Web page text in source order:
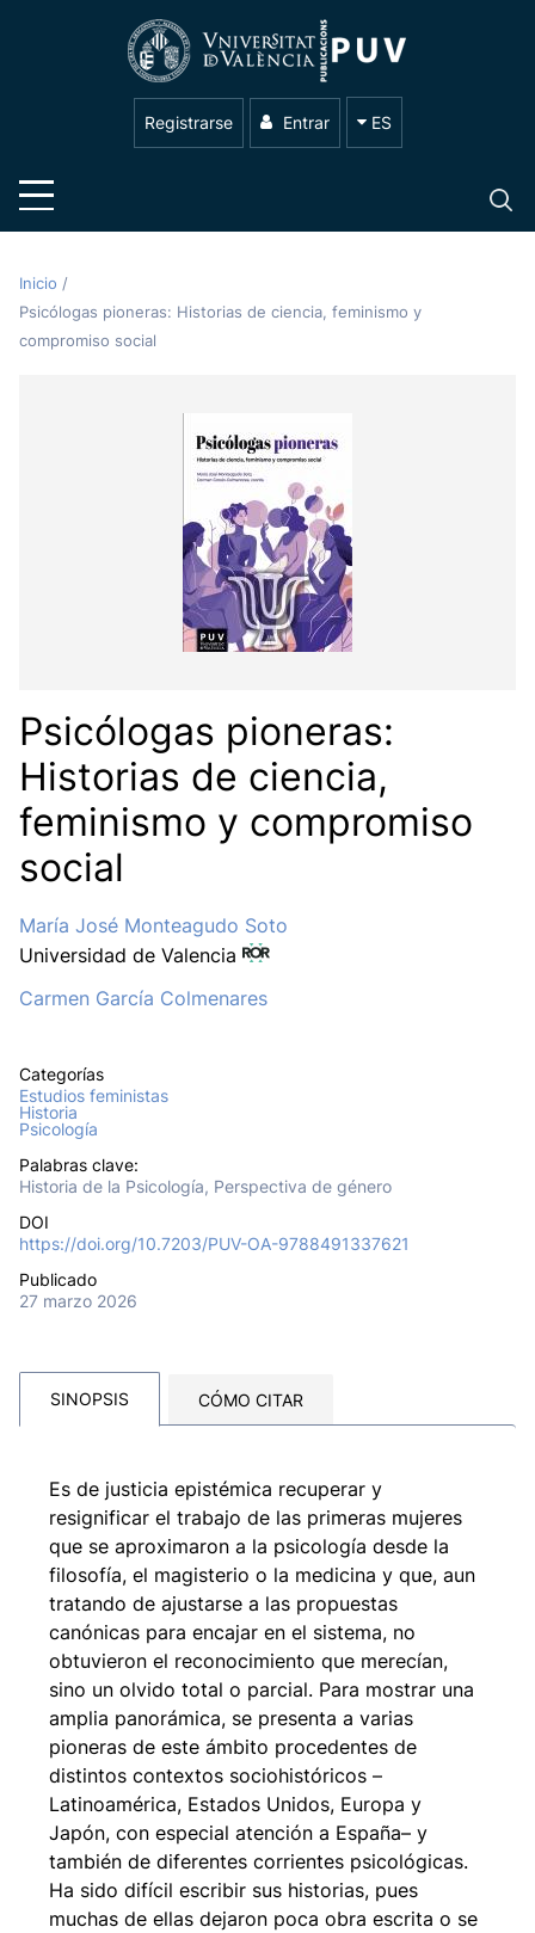
Registrarse Entrar ES
Inicio /
Psicólogas pioneras: Historias de ciencia, feminismo y
compromiso social
Psicólogas pioneras:
Historias de ciencia,
feminismo y compromiso
social
María José Monteagudo Soto
Universidad de Valencia
Carmen García Colmenares
Categorías
Estudios feministas
Historia
Psicología
Palabras clave:
Historia de la Psicología, Perspectiva de género
DOI
https://doi.org/10.7203/PUV-OA-9788491337621
Publicado
27 marzo 2026
SINOPSIS CÓMO CITAR
Es de justicia epistémica recuperar y
resignificar el trabajo de las primeras mujeres
que se aproximaron a la psicología desde la
filosofía, el magisterio o la medicina y que, aun
tratando de ajustarse a las propuestas
canónicas para encajar en el sistema, no
obtuvieron el reconocimiento que merecían,
sino un olvido total o parcial. Para mostrar una
amplia panorámica, se presenta a varias
pioneras de este ámbito procedentes de
distintos contextos sociohistóricos –
Latinoamérica, Estados Unidos, Europa y
Japón, con especial atención a España– y
también de diferentes corrientes psicológicas.
Ha sido difícil escribir sus historias, pues
muchas de ellas dejaron poca obra escrita o se